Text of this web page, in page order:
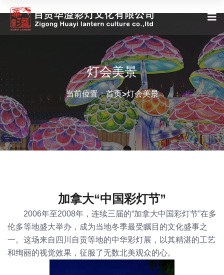
灯会美景
当前位置：首页>灯会美景
加拿大“中国彩灯节”
2006年至2008年，连续三届的“加拿大中国彩灯节”在多
伦多等地盛大举办，成为当地冬季最受瞩目的文化盛事之
一。这场来自四川自贡等地的中华彩灯展，以其精湛的工艺
和绚丽的视觉效果，征服了无数北美观众的心。